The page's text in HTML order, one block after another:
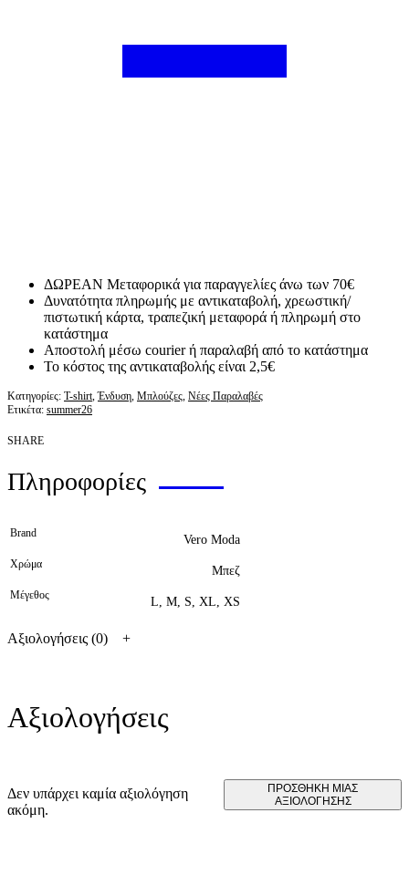
ΔΩΡΕΑΝ Μεταφορικά για παραγγελίες άνω των 70€
Δυνατότητα πληρωμής με αντικαταβολή, χρεωστική/
πιστωτική κάρτα, τραπεζική μεταφορά ή πληρωμή στο
κατάστημα
Αποστολή μέσω courier ή παραλαβή από το κατάστημα
Το κόστος της αντικαταβολής είναι 2,5€
Κατηγορίες: T-shirt,Ένδυση, Μπλούζες, Νέες Παραλαβές
Ετικέτα: summer26
SHARE
Πληροφορίες
Brand Vero Moda
Χρώμα Μπεζ
Μέγεθος L, M, S, XL, XS
Αξιολογήσεις (0)
Αξιολογήσεις
Δεν υπάρχει καμία αξιολόγηση
ακόμη.
ΠΡΟΣΘΉΚΗ ΜΊΑΣ
ΑΞΙΟΛΌΓΗΣΗΣ